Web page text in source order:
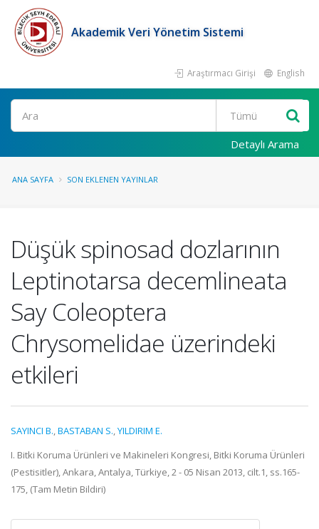
Akademik Veri Yönetim Sistemi
Araştırmacı Girişi English
Ara
Detaylı Arama
ANA SAYFA SON EKLENEN YAYINLAR
Düşük spinosad dozlarının
Leptinotarsa decemlineata
Say Coleoptera
Chrysomelidae üzerindeki
etkileri
SAYINCI B.,BASTABAN S.,YILDIRIM E.
I. Bitki Koruma Ürünleri ve Makineleri Kongresi, Bitki Koruma Ürünleri
(Pestisitler), Ankara, Antalya, Türkiye, 2 - 05 Nisan 2013, cilt.1, ss.165-
175, (Tam Metin Bildiri)